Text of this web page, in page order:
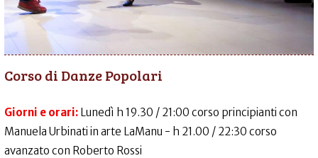
Corso di Danze Popolari
Giorni e orari: Lunedì h 19.30 / 21:00 corso principianti con
Manuela Urbinati in arte LaManu - h 21.00 / 22:30 corso
avanzato con Roberto Rossi